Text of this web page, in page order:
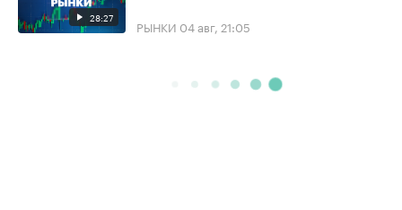
28:27 РЫНКИ 04 авг, 21:05